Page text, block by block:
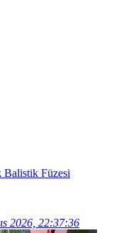
Balistik Füzesi
2026, 22:37:36